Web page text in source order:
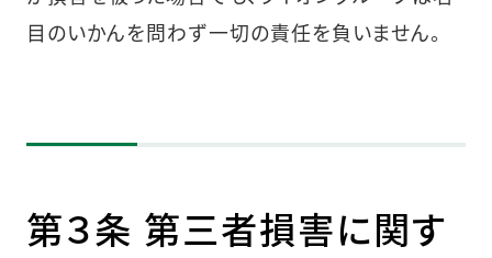
目のいかんを問わず一切の責任を負いません。
第３条 第三者損害に関す